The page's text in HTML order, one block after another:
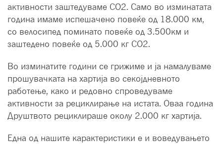
активности заштедуваме СО2. Само во изминатата
година имаме испешачено повеќе од 18.000 км,
со велосипед поминато повеќе од 3.500км и
заштедено повеќе од 5.000 кг СО2.
Во изминатите години се грижиме и ја намалуваме
прошувачката на хартија во секојдневното
работење, како и редовно спроведуваме
активности за рециклирање на истата. Оваа година
Друштвото рециклираше околу 2.000 кг хартија.
Една од нашите карактеристики е и воведувањето